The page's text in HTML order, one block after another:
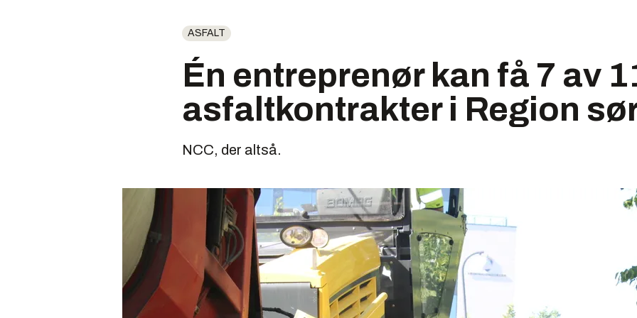
ASFALT
Én entreprenør kan få 7 av
asfaltkontrakter i Region
NCC, der altså.